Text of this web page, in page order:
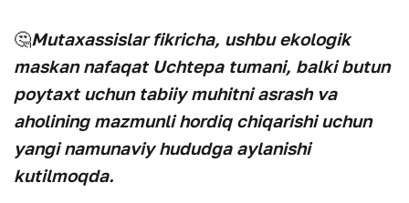
🤔Mutaxassislar fikricha, ushbu ekologik
maskan nafaqat Uchtepa tumani, balki butun
poytaxt uchun tabiiy muhitni asrash va
aholining mazmunli hordiq chiqarishi uchun
yangi namunaviy hududga aylanishi
kutilmoqda.